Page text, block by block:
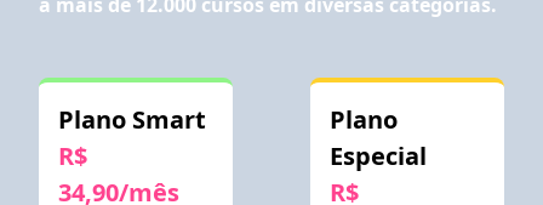
Plano Smart
R$
34,90/mês
Plano
Especial
R$